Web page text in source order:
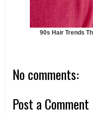
No comments:
Post a Comment